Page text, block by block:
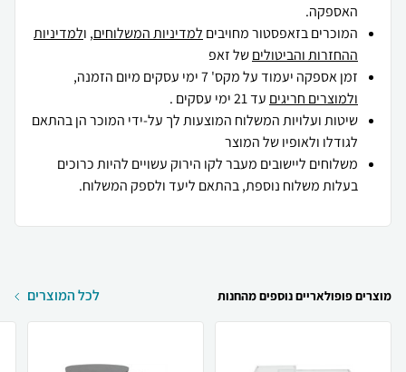
האספקה.
המוכרים בזאפסטור מחויבים למדיניות המשלוחים, ולמדיניות
ההחזרות והביטוליםשל זאפ
זמן אספקה יעמוד על מקס' 7 ימי עסקים מיום הזמנה,
ולמוצרים חריגים עד 21 ימי עסקים .
שיטות ועלויות המשלוח המוצעות לך על-ידי המוכר הן בהתאם
לגודלו ולאופיו של המוצר
משלוחים ליישובים מעבר לקו הירוק עשויים להיות כרוכים
בעלות משלוח נוספת, בהתאם ליעד ולספק המשלוח.
מוצרים פופולאריים נוספים מהחנות לכל המוצרים